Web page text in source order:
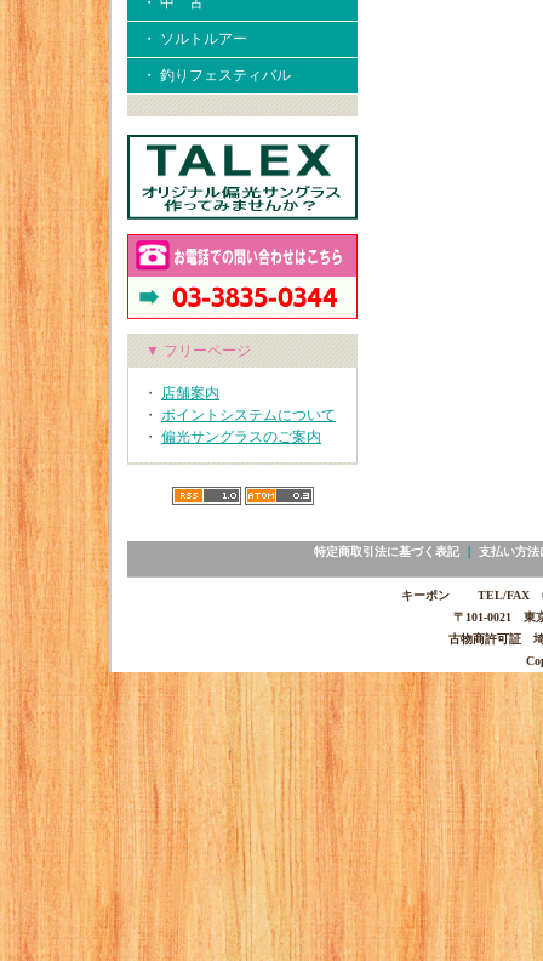
・ ソルトルアー
・ 釣りフェスティバル
▼ フリーページ
・ 店舗案内
・ ポイントシステムについて
・ 偏光サングラスのご案内
特定商取引法に基づく表記｜ 支払い方法
キーポン TEL/FAX
〒101-0021 東
古物商許可証